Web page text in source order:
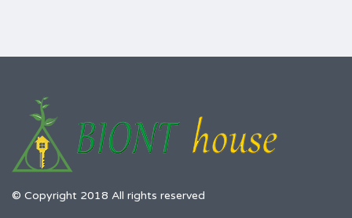
© Copyright 2018 All rights reserved